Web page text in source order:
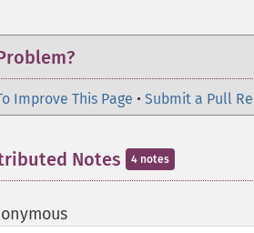
Improve This Page • Submit a Pull
Notes 4 notes
¶